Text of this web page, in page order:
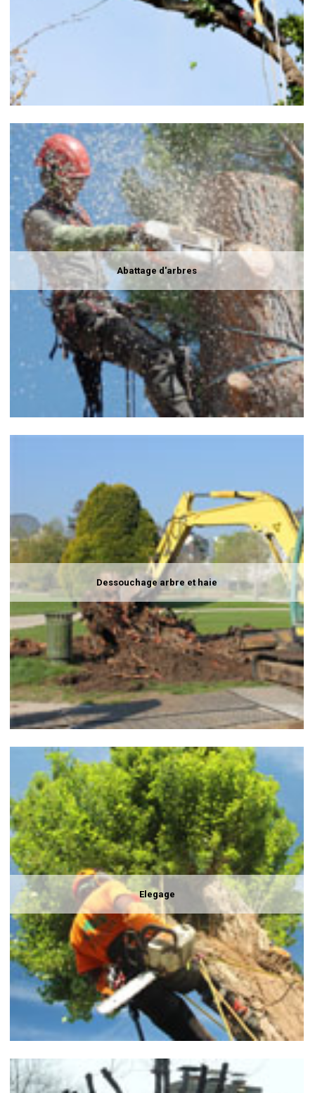
Abattage d'arbres
Dessouchage arbre et haie
Elegage